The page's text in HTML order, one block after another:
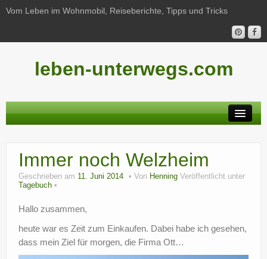
Vom Leben im Wohnmobil, Reiseberichte, Tipps und Tricks
leben-unterwegs.com
Reiseberichte
Unterwegs
Haushalt
Freizeit
Wohnmobil-Technik
Immer noch Welzheim
Geschrieben am 11. Juni 2014 Von Henning Veröffentlicht unter
Tagebuch
Hallo zusammen,
heute war es Zeit zum Einkaufen. Dabei habe ich gesehen,
dass mein Ziel für morgen, die Firma Ott…